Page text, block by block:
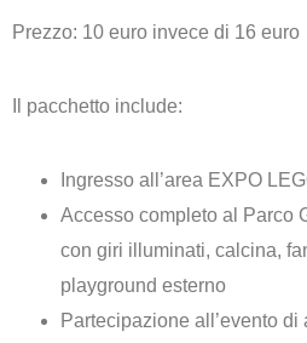
Prezzo: 10 euro invece di 16 euro
Il pacchetto include:
Ingresso all’area EXPO
Accesso completo al Parco
con giri illuminati, calcina,
playground esterno
Partecipazione all’evento